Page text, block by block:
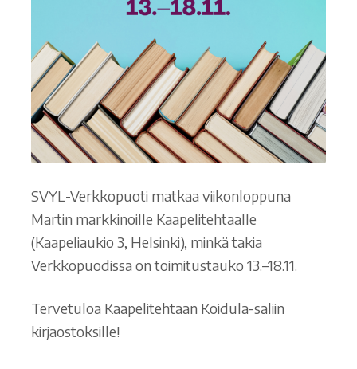
SVYL-Verkkopuoti matkaa viikonloppuna
Martin markkinoille Kaapelitehtaalle
(Kaapeliaukio 3, Helsinki), minkä takia
Verkkopuodissa on toimitustauko 13.–18.11.
Tervetuloa Kaapelitehtaan Koidula-saliin
kirjaostoksille!